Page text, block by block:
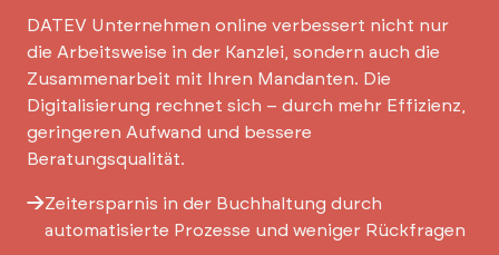
DATEV Unternehmen online verbessert nicht nur
die Arbeitsweise in der Kanzlei, sondern auch die
Zusammenarbeit mit Ihren Mandanten. Die
Digitalisierung rechnet sich – durch mehr Effizienz,
geringeren Aufwand und bessere
Beratungsqualität.
Zeitersparnis in der Buchhaltung durch
automatisierte Prozesse und weniger Rückfragen